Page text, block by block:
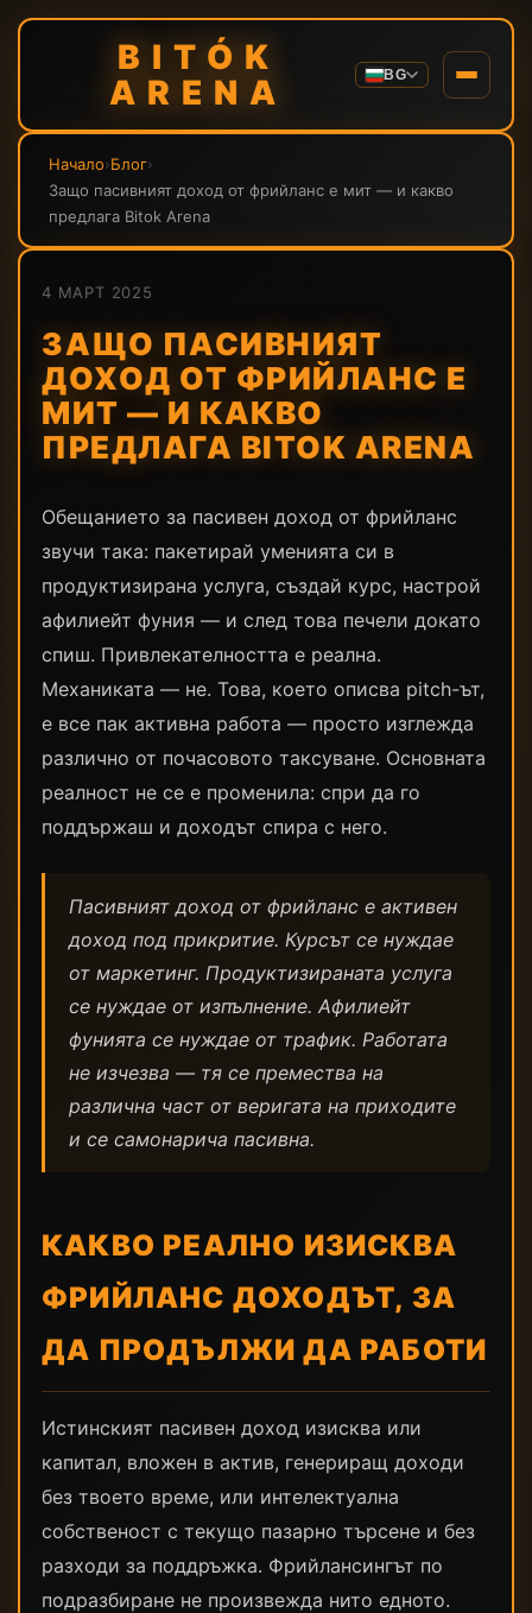
BITÓK
ARENA
BG
Начало›Блог›
Защо пасивният доход от фрийланс е мит — и какво
предлага Bitok Arena
4 МАРТ 2025
ЗАЩО ПАСИВНИЯТ
ДОХОД ОТ ФРИЙЛАНС Е
МИТ — И КАКВО
ПРЕДЛАГА BITOK ARENA
Обещанието за пасивен доход от фрийланс
звучи така: пакетирай уменията си в
продуктизирана услуга, създай курс, настрой
афилиейт фуния — и след това печели докато
спиш. Привлекателността е реална.
Механиката — не. Това, което описва pitch-ът,
е все пак активна работа — просто изглежда
различно от почасовото таксуване. Основната
реалност не се е променила: спри да го
поддържаш и доходът спира с него.
Пасивният доход от фрийланс е активен
доход под прикритие. Курсът се нуждае
от маркетинг. Продуктизираната услуга
се нуждае от изпълнение. Афилиейт
фунията се нуждае от трафик. Работата
не изчезва — тя се премества на
различна част от веригата на приходите
и се самонарича пасивна.
КАКВО РЕАЛНО ИЗИСКВА
ФРИЙЛАНС ДОХОДЪТ, ЗА
ДА ПРОДЪЛЖИ ДА РАБОТИ
Истинският пасивен доход изисква или
капитал, вложен в актив, генериращ доходи
без твоето време, или интелектуална
собственост с текущо пазарно търсене и без
разходи за поддръжка. Фрийлансингът по
подразбиране не произвежда нито едното.